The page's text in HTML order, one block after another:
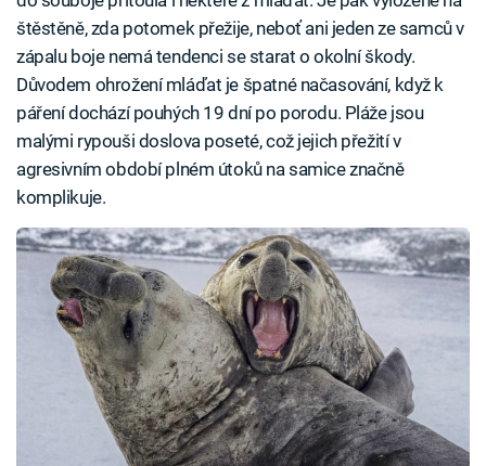
štěstěně, zda potomek přežije, neboť ani jeden ze samců v
zápalu boje nemá tendenci se starat o okolní škody.
Důvodem ohrožení mláďat je špatné načasování, když k
páření dochází pouhých 19 dní po porodu. Pláže jsou
malými rypouši doslova poseté, což jejich přežití v
agresivním období plném útoků na samice značně
komplikuje.